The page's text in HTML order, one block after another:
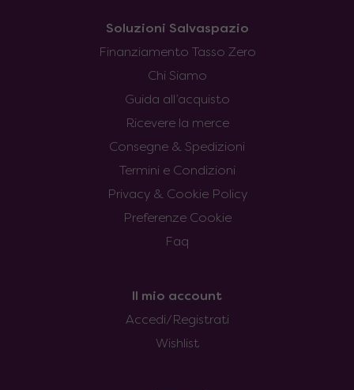
Soluzioni Salvaspazio
Finanziamento Tasso Zero
Chi Siamo
Guida all’acquisto
Ricevere la merce
Consegne & Spedizioni
Termini e Condizioni
Privacy & Cookie Policy
Preferenze Cookie
Faq
Il mio account
Accedi/Registrati
Wishlist